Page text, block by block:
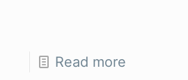
Read more